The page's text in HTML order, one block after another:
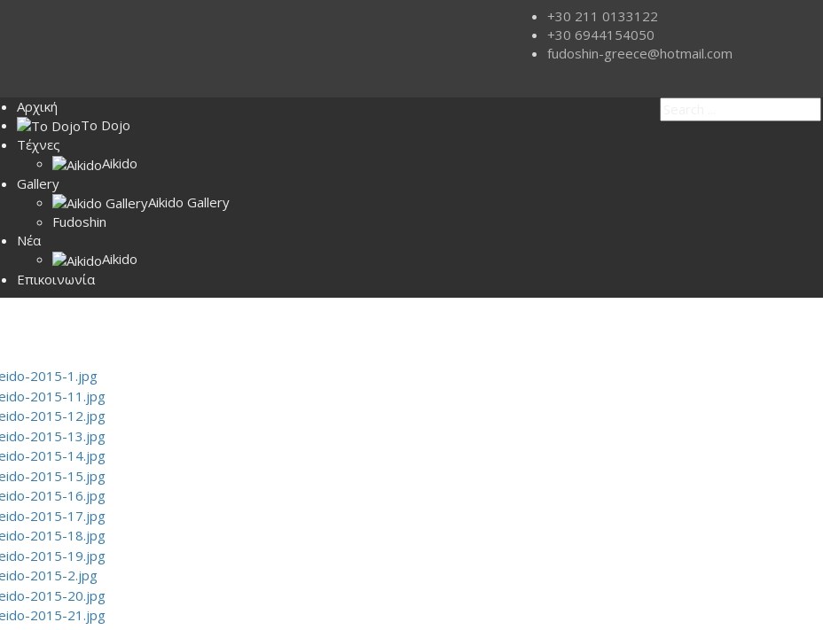
+30 211 0133122
+30 6944154050
fudoshin-greece@hotmail.com
Αρχική
Το Dojo
Τέχνες
Aikido
Gallery
Aikido Gallery
Fudoshin
Νέα
Aikido
Επικοινωνία